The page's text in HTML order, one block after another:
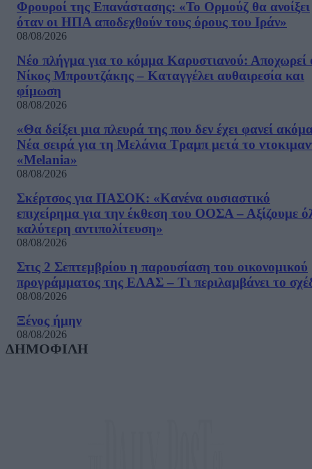
Φρουροί της Επανάστασης: «Το Ορμούζ θα ανοίξει
όταν οι ΗΠΑ αποδεχθούν τους όρους του Ιράν»
08/08/2026
Νέο πλήγμα για το κόμμα Καρυστιανού: Αποχωρεί
Νίκος Μπρουτζάκης – Καταγγέλει αυθαιρεσία και
φίμωση
08/08/2026
«Θα δείξει μια πλευρά της που δεν έχει φανεί
Νέα σειρά για τη Μελάνια Τραμπ μετά το
«Melania»
08/08/2026
Σκέρτσος για ΠΑΣΟΚ: «Κανένα ουσιαστικό
επιχείρημα για την έκθεση του ΟΟΣΑ – Αξίζουμε
καλύτερη αντιπολίτευση»
08/08/2026
Στις 2 Σεπτεμβρίου η παρουσίαση του οικονομικού
προγράμματος της ΕΛΑΣ – Τι περιλαμβάνει το
08/08/2026
Ξένος ήμην
08/08/2026
ΔΗΜΟΦΙΛΗ